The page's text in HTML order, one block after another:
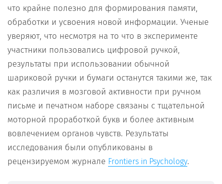
что крайне полезно для формирования памяти,
обработки и усвоения новой информации. Ученые
уверяют, что несмотря на то что в эксперименте
участники пользовались цифровой ручкой,
результаты при использовании обычной
шариковой ручки и бумаги останутся такими же, так
как различия в мозговой активности при ручном
письме и печатном наборе связаны с тщательной
моторной проработкой букв и более активным
вовлечением органов чувств. Результаты
исследования были опубликованы в
рецензируемом журнале Frontiers in Psychology.